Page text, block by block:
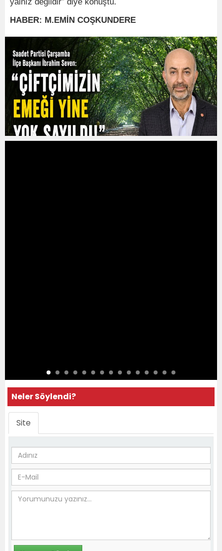
HABER: M.EMİN COŞKUNDERE
Neler Söylendi?
Site